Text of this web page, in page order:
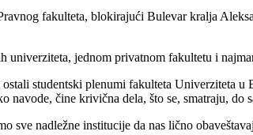
fakulteta, blokirajući Bulevar kralja
univerziteta, jednom privatnom fakultetu i
studentski plenumi fakulteta Univerziteta
čine krivična dela, što se, smatraju, do
nadležne institucije da nas lično